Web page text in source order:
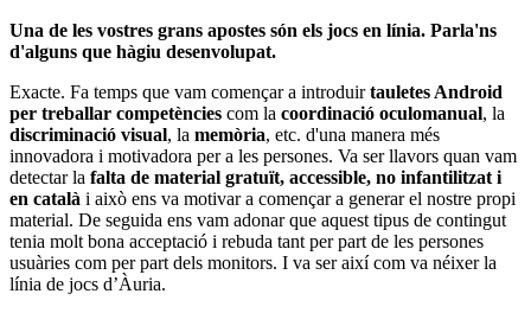
Una de les vostres grans apostes són els jocs en línia. Parla'ns
d'alguns que hàgiu desenvolupat.
Exacte. Fa temps que vam començar a introduirtauletes Android
per treballar competències com la coordinació oculomanual, la
discriminació visual, la memòria, etc. d'una manera més
innovadora i motivadora per a les persones. Va ser llavors quan vam
detectar la falta de material gratuït, accessible, no infantilitzat i
en català i això ens va motivar a començar a generar el nostre propi
material. De seguida ens vam adonar que aquest tipus de contingut
tenia molt bona acceptació i rebuda tant per part de les persones
usuàries com per part dels monitors. I va ser així com va néixer la
línia de jocs d’Àuria.